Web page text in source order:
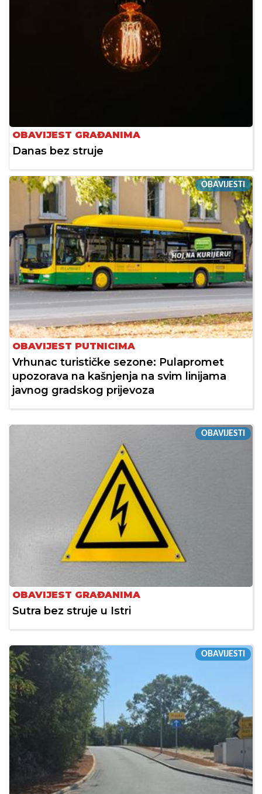
OBAVIJEST GRAĐANIMA
Danas bez struje
OBAVIJESTI
OBAVIJEST PUTNICIMA
Vrhunac turističke sezone: Pulapromet
upozorava na kašnjenja na svim linijama
javnog gradskog prijevoza
OBAVIJESTI
OBAVIJEST GRAĐANIMA
Sutra bez struje u Istri
OBAVIJESTI